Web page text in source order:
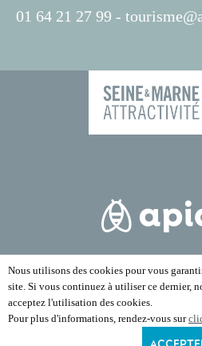
01 64 21 27 99 -
Nous utilisons des cookies pour vous
site. Si vous continuez à utiliser ce dernier,
acceptez l'utilisation des cookies.
Pour plus d'informations, rendez-vous sur